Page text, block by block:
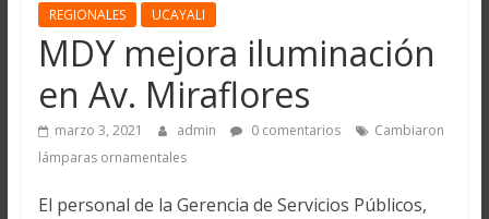
REGIONALES UCAYALI
MDY mejora iluminación
en Av. Miraflores
marzo 3, 2021 admin 0 comentarios
Cambiaron
lámparas ornamentales
El personal de la Gerencia de Servicios Públicos,